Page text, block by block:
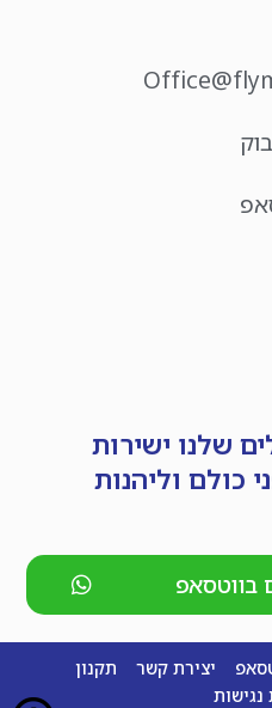
שלנו ישירות
כולם וליהנות
בווטסאפ
יצירת קשר
תקנון